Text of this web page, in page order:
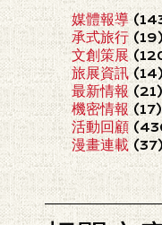
媒體報導
承式旅行
文創策展
旅展資訊
最新情報 (21)
機密情報(17)
活動回顧
漫畫連載